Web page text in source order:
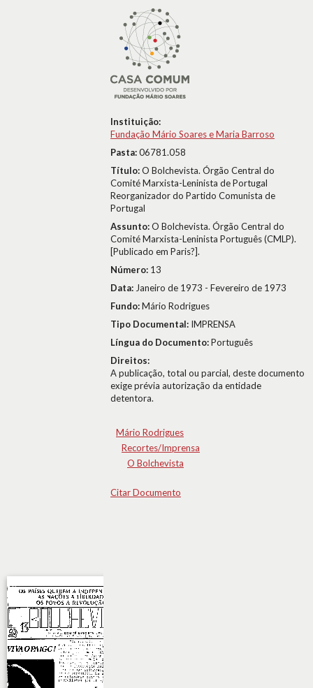
Instituição:
Fundação Mário Soares e Maria Barroso
Pasta:06781.058
Título:O Bolchevista. Órgão Central do
Comité Marxista-Leninista de Portugal
Reorganizador do Partido Comunista de
Portugal
Assunto:O Bolchevista. Órgão Central do
Comité Marxista-Leninista Português (CMLP).
[Publicado em Paris?].
Número: 13
Data: Janeiro de 1973 - Fevereiro de 1973
Fundo:Mário Rodrigues
Tipo Documental: IMPRENSA
Língua do Documento:Português
Direitos:
A publicação, total ou parcial, deste documento
exige prévia autorização da entidade
detentora.
Mário Rodrigues
Recortes/Imprensa
O Bolchevista
Citar Documento